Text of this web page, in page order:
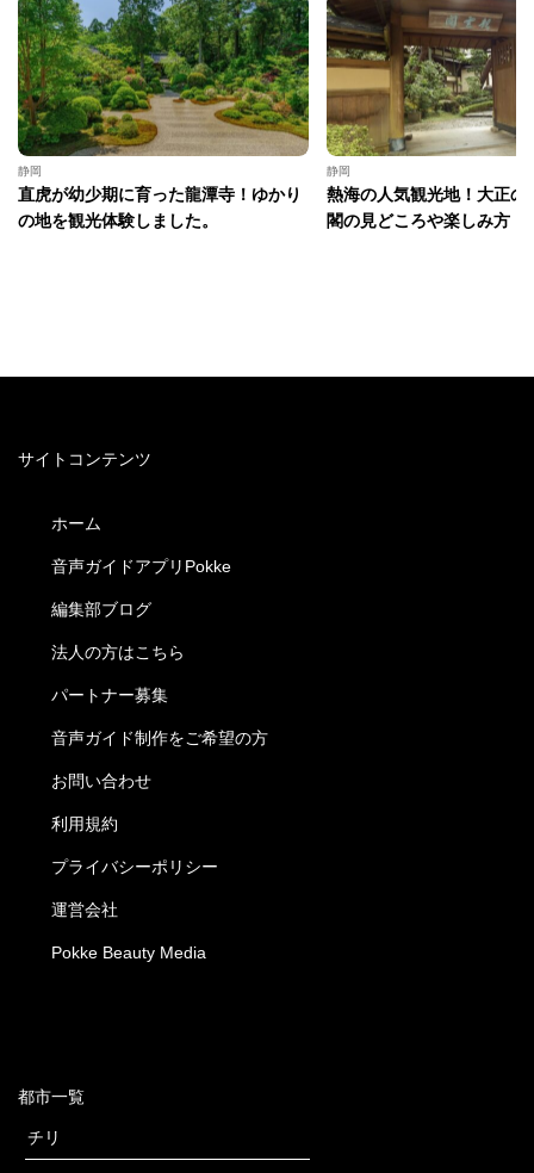
静岡
直虎が幼少期に育った龍潭寺！ゆかり
の地を観光体験しました。
静岡
熱海の人気観光地！大正の
閣の見どころや楽しみ方
サイトコンテンツ
ホーム
音声ガイドアプリPokke
編集部ブログ
法人の方はこちら
パートナー募集
音声ガイド制作をご希望の方
お問い合わせ
利用規約
プライバシーポリシー
運営会社
Pokke Beauty Media
都市一覧
チリ